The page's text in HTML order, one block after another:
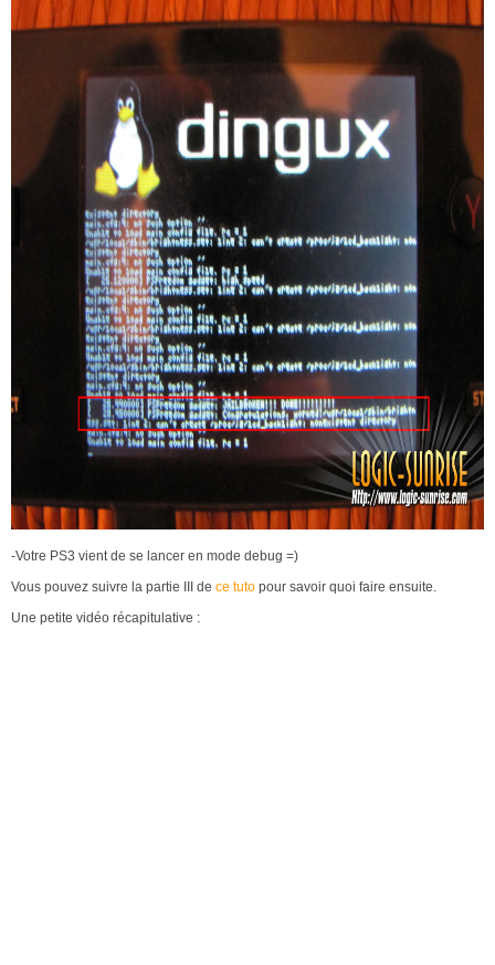
-Votre PS3 vient de se lancer en mode debug =)
Vous pouvez suivre la partie III de ce tuto pour savoir quoi faire ensuite.
Une petite vidéo récapitulative :